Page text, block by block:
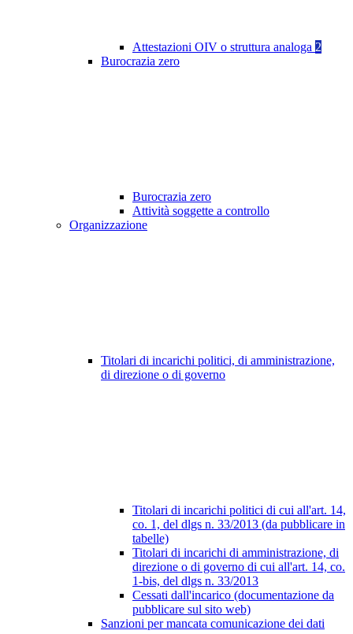
Attestazioni OIV o struttura analoga 2
Burocrazia zero
Burocrazia zero
Attività soggette a controllo
Organizzazione
Titolari di incarichi politici, di amministrazione,
di direzione o di governo
Titolari di incarichi politici di cui all'art. 14,
co. 1, del dlgs n. 33/2013 (da pubblicare in
tabelle)
Titolari di incarichi di amministrazione, di
direzione o di governo di cui all'art. 14, co.
1-bis, del dlgs n. 33/2013
Cessati dall'incarico (documentazione da
pubblicare sul sito web)
Sanzioni per mancata comunicazione dei dati